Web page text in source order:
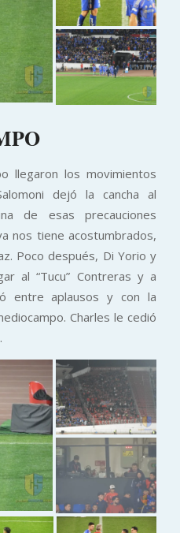
llegaron los movimientos
dejó la cancha al
de esas precauciones
nos tiene acostumbrados,
Poco después, Di Yorio y
al “Tucu” Contreras y a
entre aplausos y con la
Charles le cedió